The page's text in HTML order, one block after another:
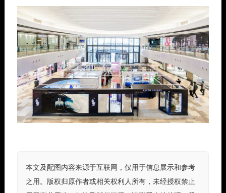
本文及配图内容来源于互联网，仅用于信息展示和参考
之用。版权归原作者或相关权利人所有，未经授权禁止